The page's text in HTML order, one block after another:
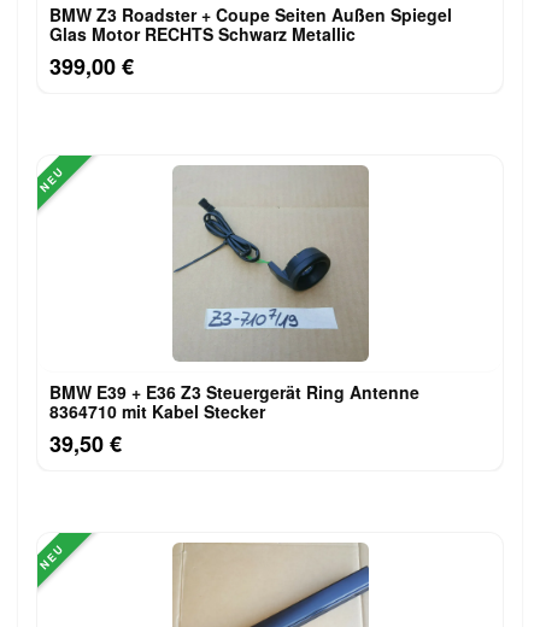
BMW Z3 Roadster + Coupe Seiten Außen Spiegel
Glas Motor RECHTS Schwarz Metallic
399,00 €
NEU
BMW E39 + E36 Z3 Steuergerät Ring Antenne
8364710 mit Kabel Stecker
39,50 €
NEU